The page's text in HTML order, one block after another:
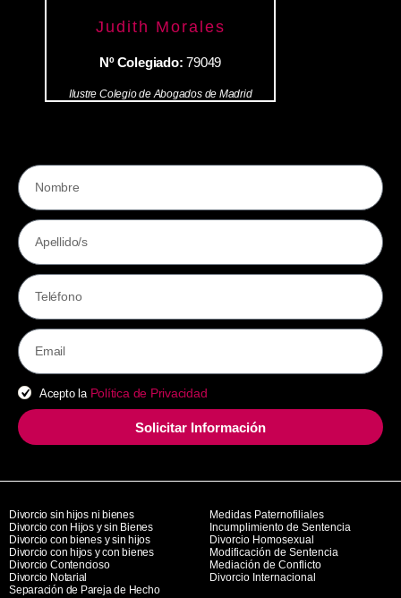
Judith Morales
Nº Colegiado: 79049
Ilustre Colegio de Abogados de Madrid
Acepto la Política de Privacidad
Solicitar Información
Divorcio sin hijos ni bienes
Divorcio con Hijos y sin Bienes
Divorcio con bienes y sin hijos
Divorcio con hijos y con bienes
Divorcio Contencioso
Divorcio Notarial
Separación de Pareja de Hecho
Medidas Paternofiliales
Incumplimiento de Sentencia
Divorcio Homosexual
Modificación de Sentencia
Mediación de Conflicto
Divorcio Internacional